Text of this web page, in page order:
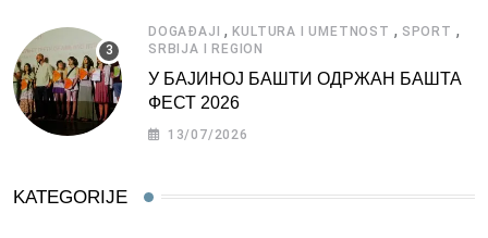
DOGAĐAJI ,KULTURA I UMETNOST , SPORT ,
SRBIJA I REGION
У БАЈИНОЈ БАШТИ ОДРЖАН БАШТА
ФЕСТ 2026
13/07/2026
KATEGORIJE